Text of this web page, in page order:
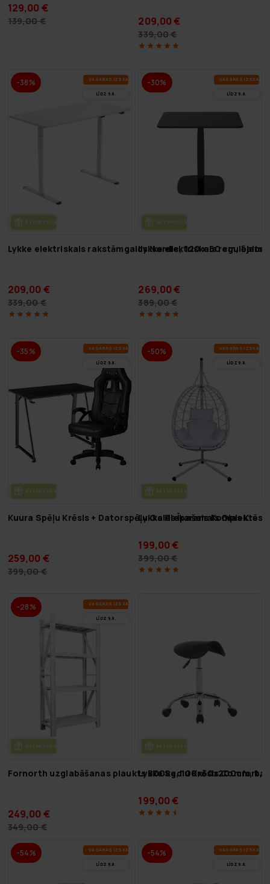
129,00 €
139,00 € 209,00 €
339,00 €
-38% VA­SA­RAS IZ­SKA­ŅA
LĪDZ 9.8.
BEZ­MAK­SAS PIE­GĀ­DE
Lykke elektriskais rakstāmgalds Nordic, 120 x 60 cm, balts
209,00 €
339,00 €
-30% VA­SA­RAS IZ­SKA­ŅA
LĪDZ 9.8.
BEZ­MAK­SAS PIE­GĀ­DE
Lykke elektriskais
269,00 €
389,00 €
-35% VA­SA­RAS IZ­SKA­ŅA
LĪDZ 9.8.
BEZ­MAK­SAS PIE­GĀ­DE
Kuura Spēļu Krēsls + Datorspēļu Galds Īpašais Komplekts
259,00 €
399,00 €
-50% VA­SA­RAS IZ­SKA­ŅA
LĪDZ 9.8.
BEZ­MAK­SAS PIE­GĀ­DE
Lykke Piekaramais Olas
199,00 €
399,00 €
-28% VA­SA­RAS IZ­SKA­ŅA
LĪDZ 9.8.
BEZ­MAK­SAS PIE­GĀ­DE
Fornorth uzglabāšanas plaukts 800kg, 100x50x200cm,
249,00 €
349,00 €
BEZ­MAK­SAS PIE­GĀ­DE
Lykke Sedlu Krēsls Comfort,
199,00 €
-54% VA­SA­RAS IZ­SKA­ŅA
LĪDZ 9.8.
-54% VA­SA­RAS IZ­SKA­ŅA
LĪDZ 9.8.